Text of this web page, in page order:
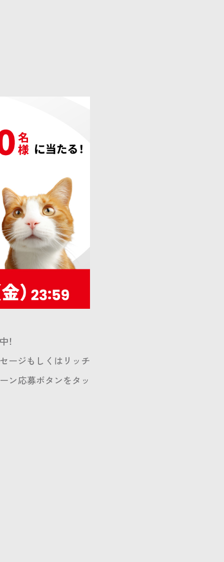
！
ージもしくはリッチ
ン応募ボタンをタッ